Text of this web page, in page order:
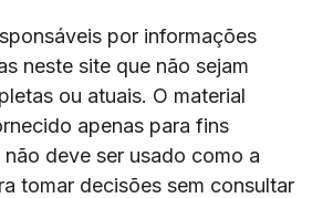
por informações
neste site que não sejam
ou atuais. O material
apenas para fins
deve ser usado como a
tomar decisões sem consultar